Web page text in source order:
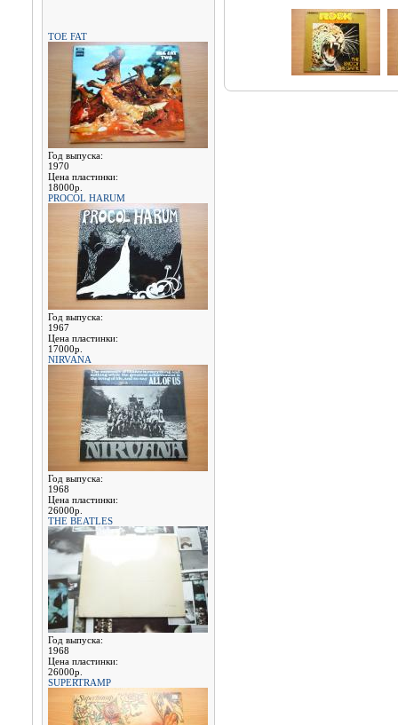
TOE FAT
Год выпуска:
1970
Цена пластинки:
18000р.
PROCOL HARUM
Год выпуска:
1967
Цена пластинки:
17000р.
NIRVANA
Год выпуска:
1968
Цена пластинки:
26000р.
THE BEATLES
Год выпуска:
1968
Цена пластинки:
26000р.
SUPERTRAMP